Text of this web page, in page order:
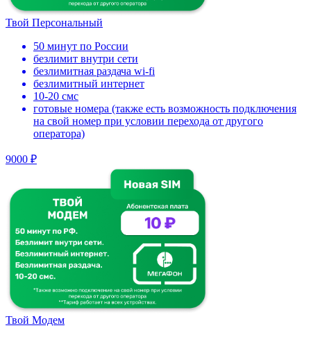
Твой Персональный
50 минут по России
безлимит внутри сети
безлимитная раздача wi-fi
безлимитный интернет
10-20 смс
готовые номера (также есть возможность подключения
на свой номер при условии перехода от другого
оператора)
9000 ₽
Твой Модем